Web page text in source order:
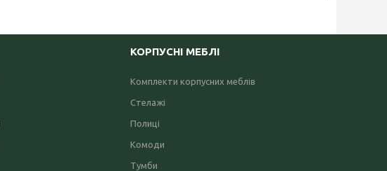
КОРПУСНІ МЕБЛІ
Комплекти корпусних меблів
Стелажі
Полиці
Комоди
Тумби